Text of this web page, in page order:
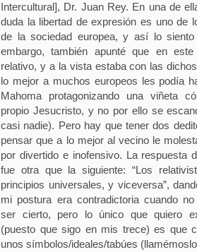
Intercultural], Dr. Juan Rey. En una de
duda la libertad de expresión es uno de
de la sociedad europea, y así lo
embargo, también apunté que en
relativo, y a la vista estaba con las
lo mejor a muchos europeos les podía
Mahoma protagonizando una viñeta
propio Jesucristo, y no por ello se
casi nadie). Pero hay que tener dos
pensar que a lo mejor al vecino le
por divertido e inofensivo. La respuesta
fue otra que la siguiente: “Los
principios universales, y viceversa”,
mi postura era contradictoria cuando
ser cierto, pero lo único que quiero
(puesto que sigo en mis trece) es que
unos símbolos/ideales/tabúes